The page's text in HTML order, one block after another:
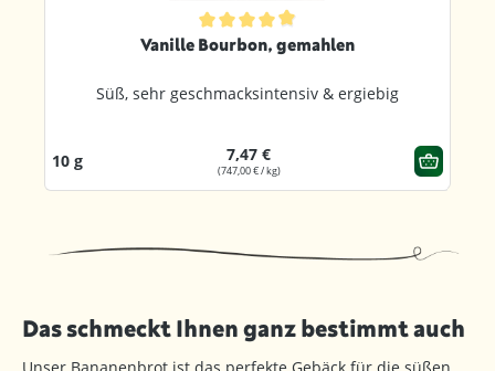
Durchschnittliche Bewertung von 4.8 von 5 Sternen
Vanille Bourbon, gemahlen
Süß, sehr geschmacksintensiv & ergiebig
10 g 7,47 €
(747,00 € / kg)
Das schmeckt Ihnen ganz bestimmt auch
Unser Bananenbrot ist das perfekte Gebäck für die süßen